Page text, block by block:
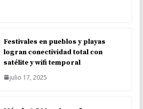
Festivales en pueblos y playas
logran conectividad total con
satélite y wifi temporal
julio 17, 2025